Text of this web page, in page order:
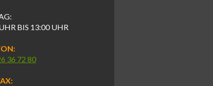
BIS 13:00 UHR
36 72 80